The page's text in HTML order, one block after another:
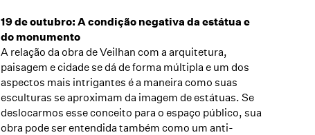
19 de outubro: A condição negativa da estátua e
do monumento
A relação da obra de Veilhan com a arquitetura,
paisagem e cidade se dá de forma múltipla e um dos
aspectos mais intrigantes é a maneira como suas
esculturas se aproximam da imagem de estátuas. Se
deslocarmos esse conceito para o espaço público, sua
obra pode ser entendida também como um anti-